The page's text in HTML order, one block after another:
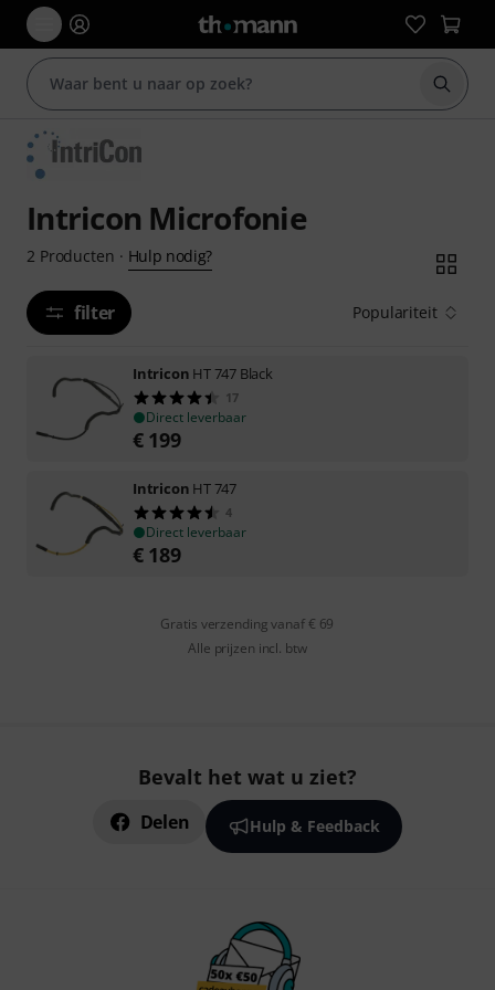
Zoek
Intricon Microfonie
2 Producten · Hulp nodig?
filter Populariteit
Intricon HT 747 Black
17
Direct leverbaar
€ 199
Intricon HT 747
4
Direct leverbaar
€ 189
Gratis verzending vanaf € 69
Alle prijzen incl. btw
Bevalt het wat u ziet?
Delen Hulp & Feedback